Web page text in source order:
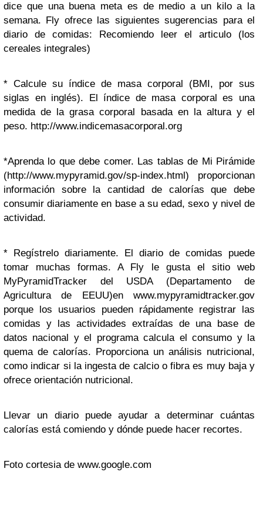
dice que una buena meta es de medio a un kilo a la
semana. Fly ofrece las siguientes sugerencias para el
diario de comidas: Recomiendo leer el articulo (los
cereales integrales)
* Calcule su índice de masa corporal (BMI, por sus
siglas en inglés). El índice de masa corporal es una
medida de la grasa corporal basada en la altura y el
peso. http://www.indicemasacorporal.org
*Aprenda lo que debe comer. Las tablas de Mi Pirámide
(http://www.mypyramid.gov/sp-index.html) proporcionan
información sobre la cantidad de calorías que debe
consumir diariamente en base a su edad, sexo y nivel de
actividad.
* Regístrelo diariamente. El diario de comidas puede
tomar muchas formas. A Fly le gusta el sitio web
MyPyramidTracker del USDA (Departamento de
Agricultura de EEUU)en www.mypyramidtracker.gov
porque los usuarios pueden rápidamente registrar las
comidas y las actividades extraídas de una base de
datos nacional y el programa calcula el consumo y la
quema de calorías. Proporciona un análisis nutricional,
como indicar si la ingesta de calcio o fibra es muy baja y
ofrece orientación nutricional.
Llevar un diario puede ayudar a determinar cuántas
calorías está comiendo y dónde puede hacer recortes.
Foto cortesia de www.google.com